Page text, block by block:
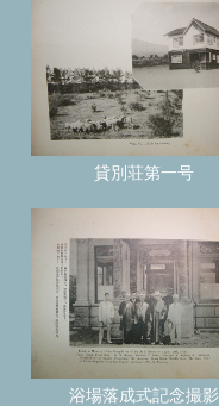
貸別荘第一号
浴場落成式記念撮影